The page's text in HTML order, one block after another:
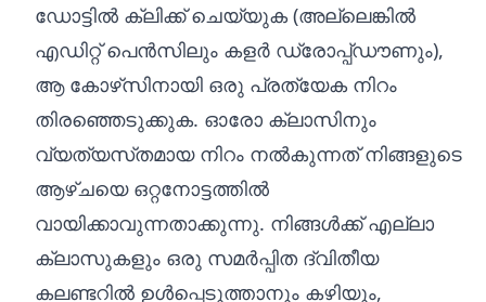
ഡോട്ടിൽ ക്ലിക്ക് ചെയ്യുക (അല്ലെങ്കിൽ
എഡിറ്റ് പെൻസിലും കളർ ഡ്രോപ്പ്ഡൗണും),
ആ കോഴ്‌സിനായി ഒരു പ്രത്യേക നിറം
തിരഞ്ഞെടുക്കുക. ഓരോ ക്ലാസിനും
വ്യത്യസ്‌തമായ നിറം നൽകുന്നത് നിങ്ങളുടെ
ആഴ്‌ചയെ ഒറ്റനോട്ടത്തിൽ
വായിക്കാവുന്നതാക്കുന്നു. നിങ്ങൾക്ക് എല്ലാ
ക്ലാസുകളും ഒരു സമർപ്പിത ദ്വിതീയ
കലണ്ടറിൽ ഉൾപ്പെടുത്താനും കഴിയും,